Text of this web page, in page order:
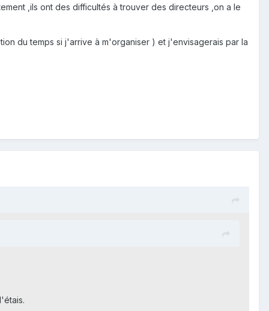
,ils ont des difficultés à trouver des directeurs ,on a le
du temps si j'arrive à m'organiser ) et j'envisagerais par la